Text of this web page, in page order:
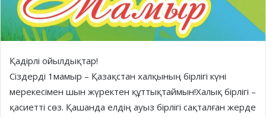
Қадірлі ойылдықтар!
Сіздерді 1мамыр – Қазақстан халқының бірлігі күні
мерекесімен шын жүректен құттықтаймын!Халық бірлігі –
қасиетті сөз. Қашанда елдің ауыз бірлігі сақталған жерде